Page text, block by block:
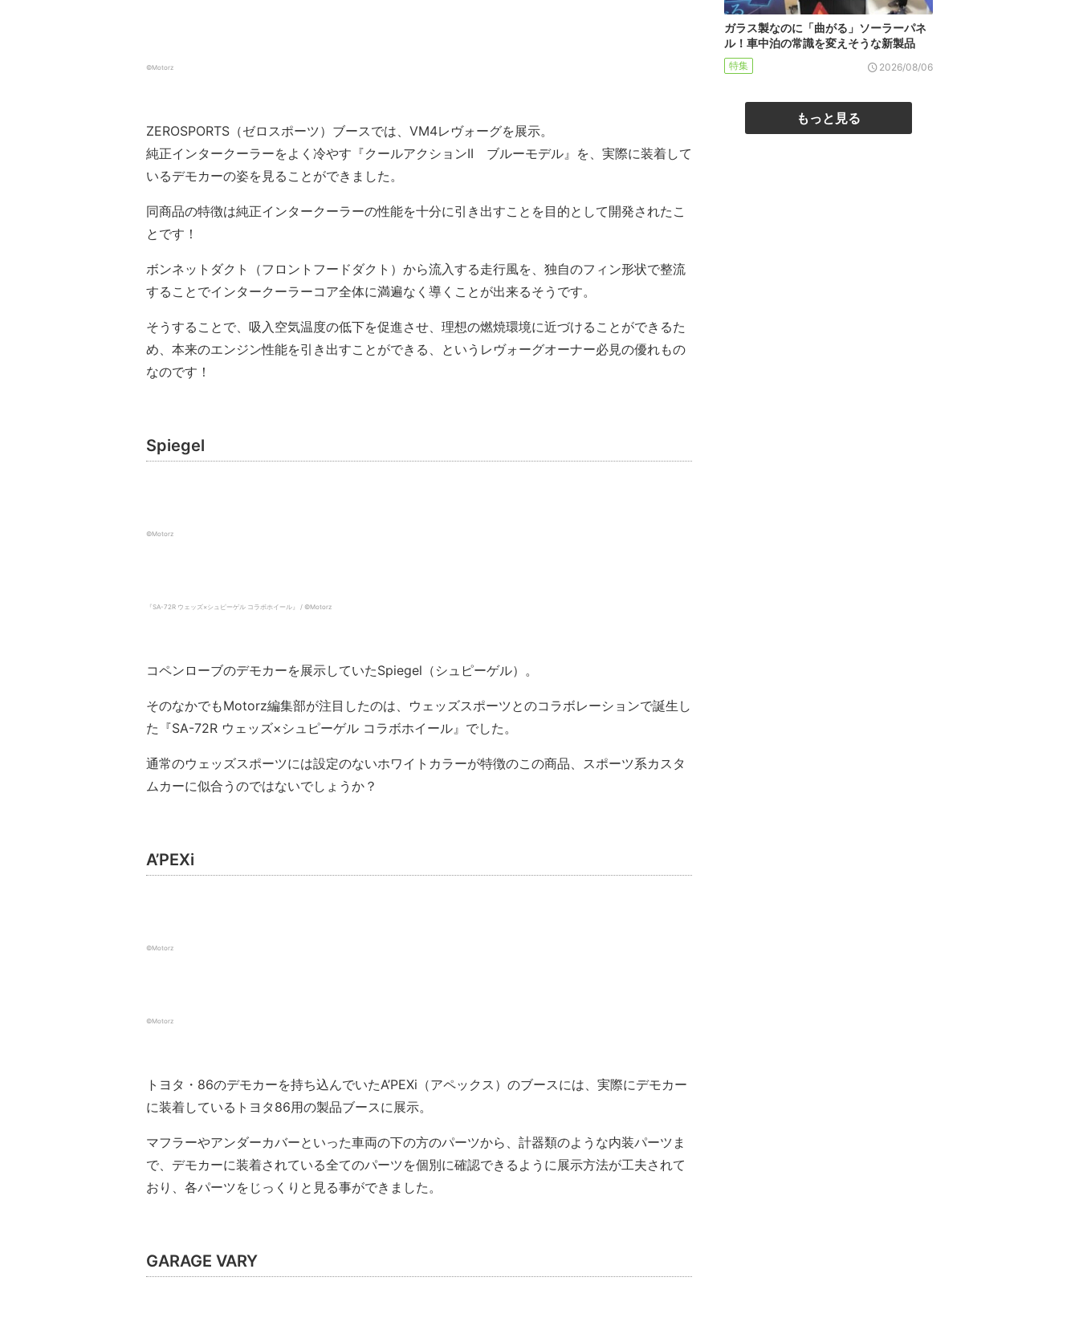
©️Motorz
ZEROSPORTS（ゼロスポーツ）ブースでは、VM4レヴォーグを展示。
純正インタークーラーをよく冷やす『クールアクションII ブルーモデル』を、実際に装着して
いるデモカーの姿を見ることができました。
同商品の特徴は純正インタークーラーの性能を十分に引き出すことを目的として開発されたこ
とです！
ボンネットダクト（フロントフードダクト）から流入する走行風を、独自のフィン形状で整流
することでインタークーラーコア全体に満遍なく導くことが出来るそうです。
そうすることで、吸入空気温度の低下を促進させ、理想の燃焼環境に近づけることができるた
め、本来のエンジン性能を引き出すことができる、というレヴォーグオーナー必見の優れもの
なのです！
Spiegel
©️Motorz
『SA-72R ウェッズ×シュピーゲル コラボホイール』 / ©️Motorz
コペンローブのデモカーを展示していたSpiegel（シュピーゲル）。
そのなかでもMotorz編集部が注目したのは、ウェッズスポーツとのコラボレーションで誕生し
た『SA-72R ウェッズ×シュピーゲル コラボホイール』でした。
通常のウェッズスポーツには設定のないホワイトカラーが特徴のこの商品、スポーツ系カスタ
ムカーに似合うのではないでしょうか？
A’PEXi
©️Motorz
©️Motorz
トヨタ・86のデモカーを持ち込んでいたA’PEXi（アペックス）のブースには、実際にデモカー
に装着しているトヨタ86用の製品ブースに展示。
マフラーやアンダーカバーといった車両の下の方のパーツから、計器類のような内装パーツま
で、デモカーに装着されている全てのパーツを個別に確認できるように展示方法が工夫されて
おり、各パーツをじっくりと見る事ができました。
GARAGE VARY
ガラス製なのに「曲がる」ソーラーパネ
ル！車中泊の常識を変えそうな新製品
特集 2026/08/06
もっと見る